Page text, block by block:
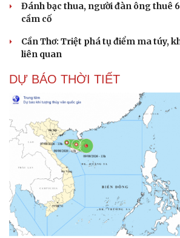
Du lịch
Tư vấn
Săn Tour
check-in
Câu
Đọc
Cửa sổ
Kể
Hạt
Đánh bạc thua, người đàn ông thuê
cầm cố
Cần Thơ: Triệt phá tụ điểm ma túy,
liên quan
DỰ BÁO THỜI TIẾT